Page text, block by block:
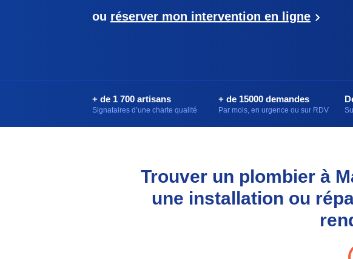
ou réserver mon intervention en ligne
+ de 1 700 artisans
Signataires d’une charte qualité
+ de 15000 demandes
Par mois, en urgence ou sur RDV
Trouver un plombier à
une installation ou